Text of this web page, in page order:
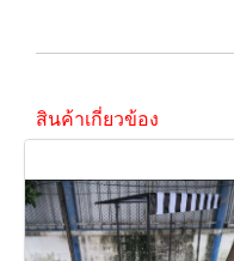
สินค้าเกี่ยวข้อง